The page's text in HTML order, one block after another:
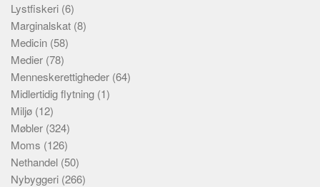
Lystfiskeri (6)
Marginalskat (8)
Medicin (58)
Medier (78)
Menneskerettigheder (64)
Midlertidig flytning (1)
Miljø (12)
Møbler (324)
Moms (126)
Nethandel (50)
Nybyggeri (266)